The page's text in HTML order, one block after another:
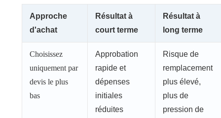
Approche
d'achat
Résultat à
court terme
Résultat à
long terme
Choisissez
uniquement par
devis le plus
bas
Approbation
rapide et
dépenses
initiales
réduites
Risque de
remplacement
plus élevé,
plus de
pression de